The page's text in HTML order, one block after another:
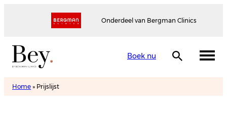
Onderdeel van Bergman Clinics
Boek nu
Home » Prijslijst